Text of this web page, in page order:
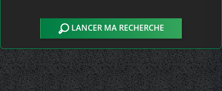
LANCER MA RECHERCHE